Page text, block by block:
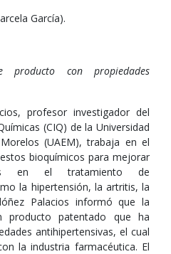
García).
producto con propiedades
profesor investigador del
(CIQ) de la Universidad
(UAEM), trabaja en el
bioquímicos para mejorar
en el tratamiento de
la hipertensión, la artritis, la
Palacios informó que la
producto patentado que ha
antihipertensivas, el cual
la industria farmacéutica. El